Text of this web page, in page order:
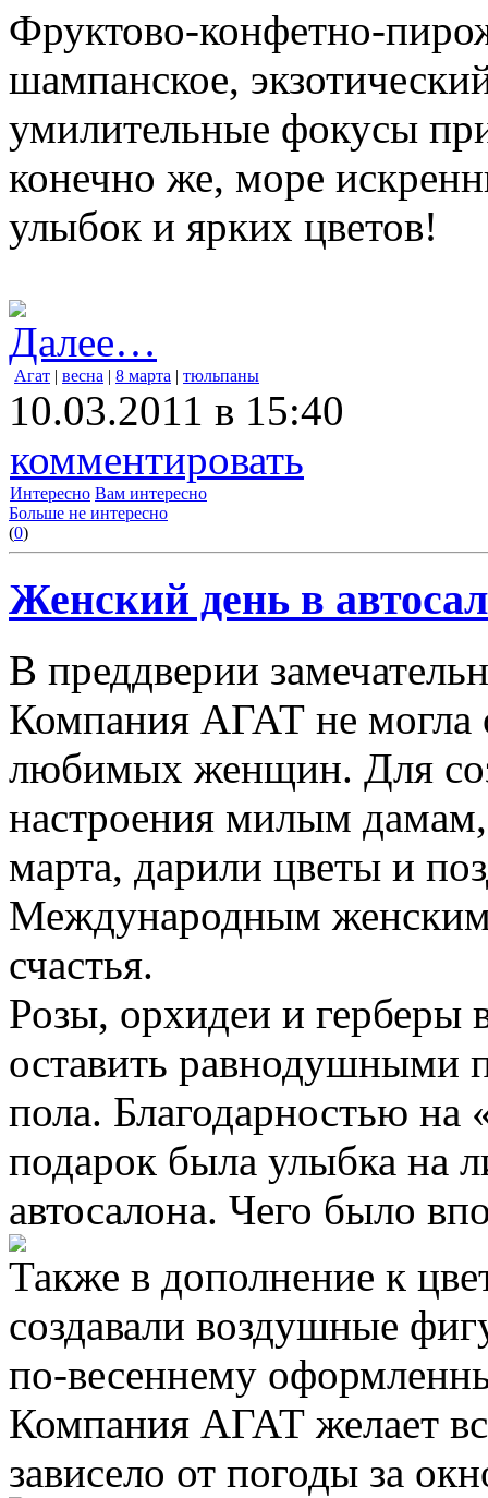
Фруктово-конфетно-
шампанское,
умилительные фокусы
конечно же, море
улыбок и ярких цветов!
Далее…
Агат | весна | 8 марта | тюльпаны
10.03.2011 в 15:40
комментировать
Интересно Вам интересно
Больше не интересно
(0)
Женский день в
В преддверии
Компания АГАТ не могла
любимых женщин. Для
настроения милым
марта, дарили цветы и
Международным
счастья.
Розы, орхидеи и герберы
оставить равнодушными
пола. Благодарностью
подарок была улыбка на
автосалона. Чего было
Также в дополнение к
создавали воздушные
по-весеннему
Компания АГАТ желает
зависело от погоды за